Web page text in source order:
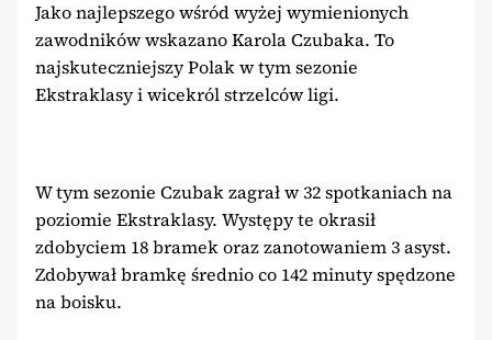
Jako najlepszego wśród wyżej wymienionych
zawodników wskazano Karola Czubaka. To
najskuteczniejszy Polak w tym sezonie
Ekstraklasy i wicekról strzelców ligi.
W tym sezonie Czubak zagrał w 32 spotkaniach na
poziomie Ekstraklasy. Występy te okrasił
zdobyciem 18 bramek oraz zanotowaniem 3 asyst.
Zdobywał bramkę średnio co 142 minuty spędzone
na boisku.